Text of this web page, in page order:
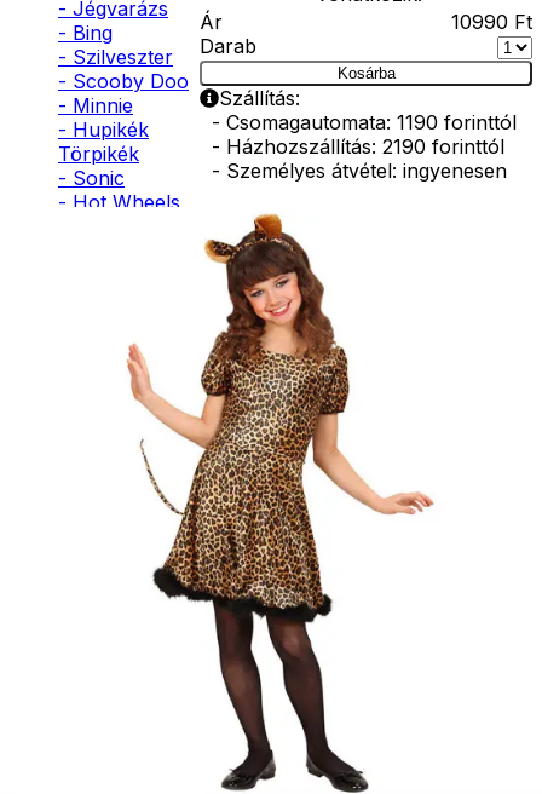
- Jégvarázs
- Bing
- Szilveszter
- Scooby Doo
- Minnie
- Hupikék
Törpikék
- Sonic
- Hot Wheels
- Addams
- Batman
- Robin Hood
- Pán Péter
- Super Mario
- Csontváz
Ár
10990 Ft
Darab
Kosárba
Szállítás:
- Csomagautomata: 1190 forinttól
- Házhozszállítás: 2190 forinttól
- Személyes átvétel: ingyenesen